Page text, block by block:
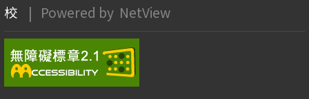
校
| Powered by NetView